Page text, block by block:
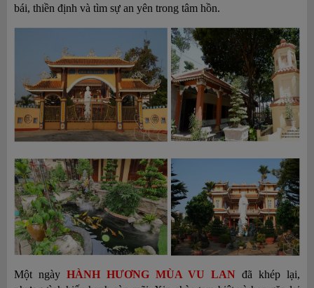
bái, thiền định và tìm sự an yên trong tâm hồn.
Một ngày HÀNH HƯƠNG MÙA VU LAN đã khép lại,